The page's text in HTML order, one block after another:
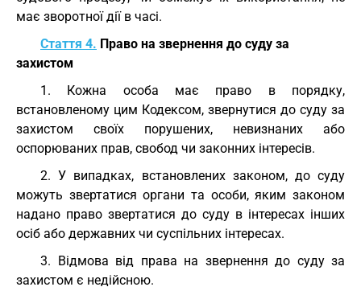
має зворотної дії в часі.
Стаття 4. Право на звернення до суду за
захистом
1. Кожна особа має право в порядку,
встановленому цим Кодексом, звернутися до суду за
захистом своїх порушених, невизнаних або
оспорюваних прав, свобод чи законних інтересів.
2. У випадках, встановлених законом, до суду
можуть звертатися органи та особи, яким законом
надано право звертатися до суду в інтересах інших
осіб або державних чи суспільних інтересах.
3. Відмова від права на звернення до суду за
захистом є недійсною.